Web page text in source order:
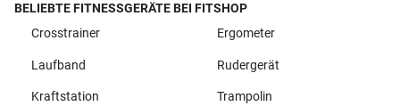
BELIEBTE FITNESSGERÄTE BEI FITSHOP
Crosstrainer
Ergometer
Laufband Rudergerät
Kraftstation Trampolin